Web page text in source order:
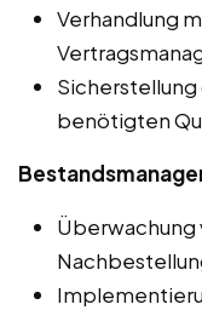
Verhandlung
benötigten
Überwachung